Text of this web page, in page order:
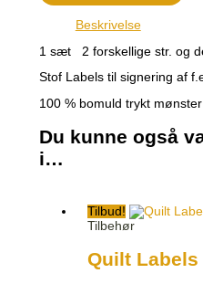
Beskrivelse
1 sæt 2 forskellige str. og
Stof Labels til signering af
100 % bomuld trykt mønster
Du kunne også
i…
Tilbud!
Tilbehør
Quilt